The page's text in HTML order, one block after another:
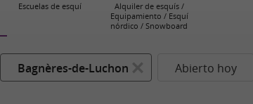
Escuelas de esquí
Alquiler de esquís /
Equipamiento / Esquí
nórdico / Snowboard
Bagnères-de-Luchon Abierto hoy